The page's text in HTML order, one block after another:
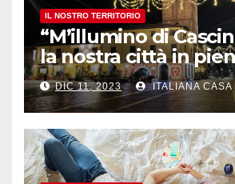
IL NOSTRO TERRITORIO
“M’illumino di
la nostra città in
natalizio
DIC 11, 2023 ITALIANA CASA